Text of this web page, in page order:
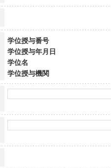
学位授与番号
学位授与年月日
学位名
学位授与機関